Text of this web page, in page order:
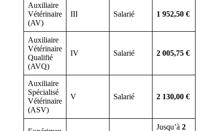
Auxiliaire
Vétérinaire
(AV)
III Salarié 1 952,50 €
Auxiliaire
Vétérinaire
Qualifié
(AVQ)
IV Salarié 2 005,75 €
Auxiliaire
Spécialisé
Vétérinaire
(ASV)
V Salarié 2 130,00 €
Jusqu’à 2